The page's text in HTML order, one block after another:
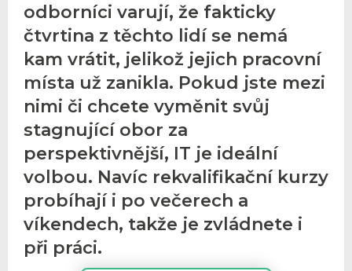
odborníci varují, že fakticky
čtvrtina z těchto lidí se nemá
kam vrátit, jelikož jejich pracovní
místa už zanikla. Pokud jste mezi
nimi či chcete vyměnit svůj
stagnující obor za
perspektivnější, IT je ideální
volbou. Navíc rekvalifikační kurzy
probíhají i po večerech a
víkendech, takže je zvládnete i
při práci.